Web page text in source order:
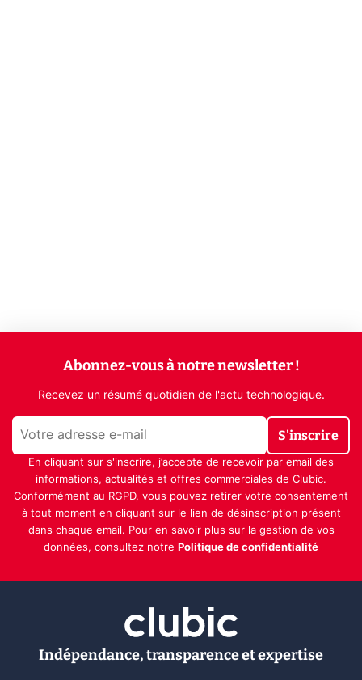
Abonnez-vous à notre newsletter !
Recevez un résumé quotidien de l'actu technologique.
S'inscrire
En cliquant sur s'inscrire, j’accepte de recevoir par email des
informations, actualités et offres commerciales de Clubic.
Conformément au RGPD, vous pouvez retirer votre consentement
à tout moment en cliquant sur le lien de désinscription présent
dans chaque email. Pour en savoir plus sur la gestion de vos
données, consultez notre Politique de confidentialité
Indépendance, transparence et expertise